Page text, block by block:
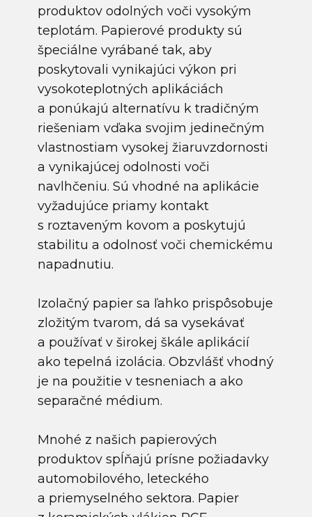
produktov odolných voči vysokým
teplotám. Papierové produkty sú
špeciálne vyrábané tak, aby
poskytovali vynikajúci výkon pri
vysokoteplotných aplikáciách
a ponúkajú alternatívu k tradičným
riešeniam vďaka svojim jedinečným
vlastnostiam vysokej žiaruvzdornosti
a vynikajúcej odolnosti voči
navlhčeniu. Sú vhodné na aplikácie
vyžadujúce priamy kontakt
s roztaveným kovom a poskytujú
stabilitu a odolnosť voči chemickému
napadnutiu.
Izolačný papier sa ľahko prispôsobuje
zložitým tvarom, dá sa vysekávať
a používať v širokej škále aplikácií
ako tepelná izolácia. Obzvlášť vhodný
je na použitie v tesneniach a ako
separačné médium.
Mnohé z našich papierových
produktov spĺňajú prísne požiadavky
automobilového, leteckého
a priemyselného sektora. Papier